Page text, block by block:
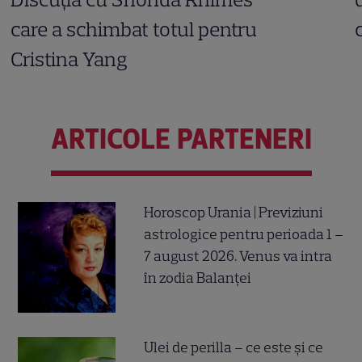
care a schimbat totul pentru
Cristina Yang
ARTICOLE PARTENERI
Horoscop Urania | Previziuni
astrologice pentru perioada 1 –
7 august 2026. Venus va intra
în zodia Balanței
Ulei de perilla – ce este și ce